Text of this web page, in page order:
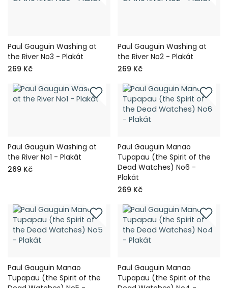
Paul Gauguin Washing at
the River No3 - Plakát
269 Kč
Paul Gauguin Washing at
the River No2 - Plakát
269 Kč
Paul Gauguin Washing at
the River No1 - Plakát
269 Kč
Paul Gauguin Manao
Tupapau (the Spirit of the
Dead Watches) No6 -
Plakát
269 Kč
Paul Gauguin Manao
Tupapau (the Spirit of the
Paul Gauguin Manao
Tupapau (the Spirit of the